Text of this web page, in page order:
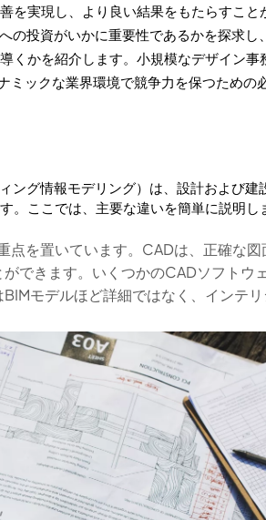
を実現し、より良い結果をもたらすこと
の投資がいかに重要性であるかを探求し
くかを紹介します。小規模なデザイン事
ックな業界環境で競争力を保つための
ング情報モデリング）は、設計および建
。ここでは、主要な違いを簡単に説明し
点を置いています。CADは、正確な
できます。いくつかのCADソフトウ
モデルほど詳細ではなく、インテ